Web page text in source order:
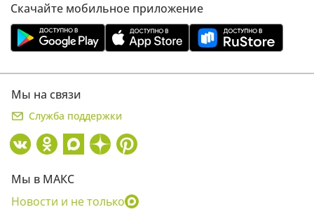
Скачайте мобильное приложение
Мы на связи
Служба поддержки
Мы в МАКС
Новости и не только